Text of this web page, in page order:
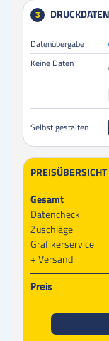
3 DRUCKDATEN
Datenübergabe
Keine Daten
Selbst gestalten
PREISÜBERSICHT
Gesamt
Datencheck
Zuschläge
Grafikerservice
Versand
Preis